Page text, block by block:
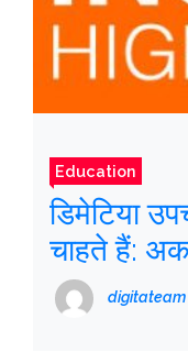
Education
डिमेटिया
चाहते हैं:
digitateam